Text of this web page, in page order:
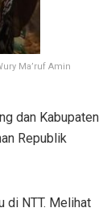
Ma’ruf Amin
dan Kabupaten
Republik
di NTT. Melihat